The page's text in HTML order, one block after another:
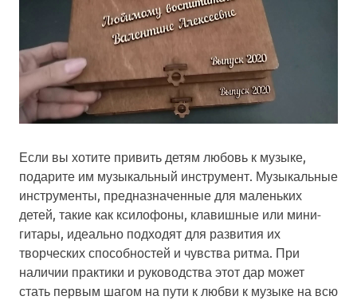
Если вы хотите привить детям любовь к музыке,
подарите им музыкальный инструмент. Музыкальные
инструменты, предназначенные для маленьких
детей, такие как ксилофоны, клавишные или мини-
гитары, идеально подходят для развития их
творческих способностей и чувства ритма. При
наличии практики и руководства этот дар может
стать первым шагом на пути к любви к музыке на всю